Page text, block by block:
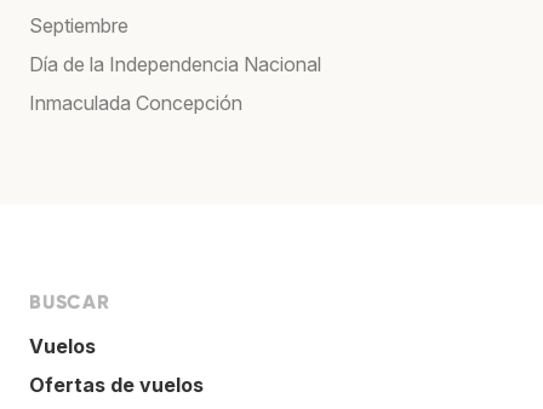
Septiembre
Día de la Independencia Nacional
Inmaculada Concepción
BUSCAR
Vuelos
Ofertas de vuelos